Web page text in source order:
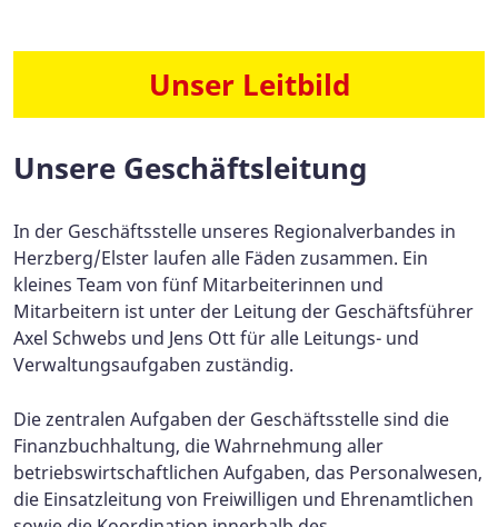
Unser Leitbild
Unsere Geschäftsleitung
In der Geschäftsstelle unseres Regionalverbandes in
Herzberg/Elster laufen alle Fäden zusammen. Ein
kleines Team von fünf Mitarbeiterinnen und
Mitarbeitern ist unter der Leitung der Geschäftsführer
Axel Schwebs und Jens Ott für alle Leitungs- und
Verwaltungsaufgaben zuständig.
Die zentralen Aufgaben der Geschäftsstelle sind die
Finanzbuchhaltung, die Wahrnehmung aller
betriebswirtschaftlichen Aufgaben, das Personalwesen,
die Einsatzleitung von Freiwilligen und Ehrenamtlichen